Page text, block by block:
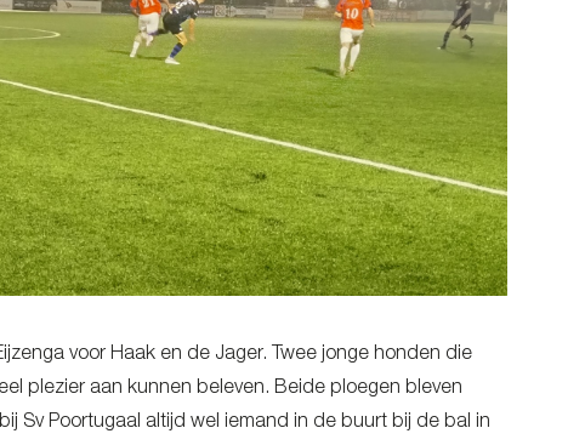
voor Haak en de Jager. Twee jonge honden die
plezier aan kunnen beleven. Beide ploegen bleven
Sv Poortugaal altijd wel iemand in de buurt bij de bal in